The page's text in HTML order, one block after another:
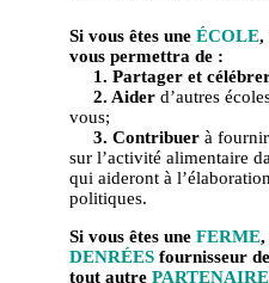
Si vous êtes une ÉCOLE,
vous permettra de :
1. Partager et
2. Aider d’autres
vous;
3. Contribuer à
sur l’activité alimentaire
qui aideront à
politiques.
Si vous êtes une FERME,
DENRÉES fournisseur
tout autre